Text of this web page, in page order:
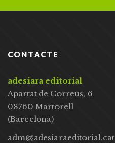
CONTACTE
adesiara editorial
Apartat de Correus, 6
08760 Martorell
(Barcelona)
adm@adesiaraeditorial.cat